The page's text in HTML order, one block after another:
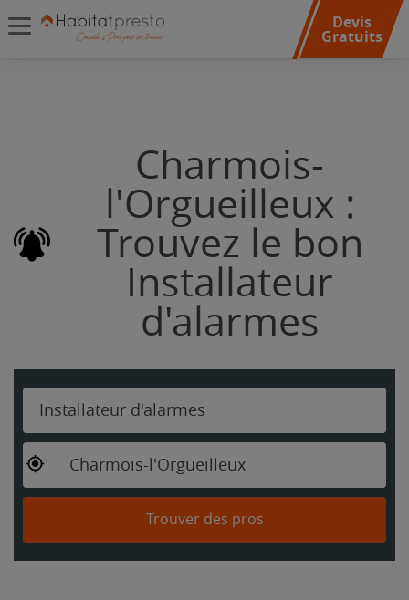
Devis
Gratuits
Charmois-
l'Orgueilleux :
Trouvez le bon
Installateur
d'alarmes
Installateur d'alarmes
Charmois-l'Orgueilleux
Trouver des pros